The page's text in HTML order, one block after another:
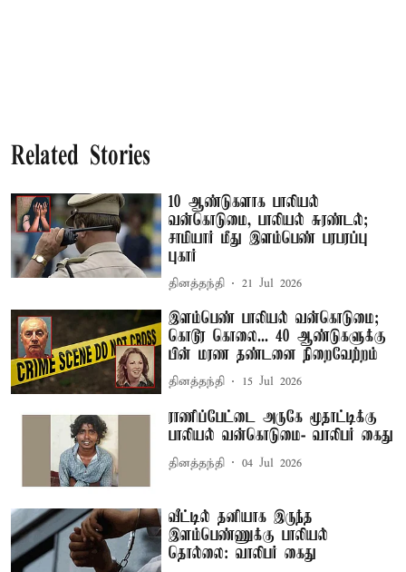
Related Stories
10 ஆண்டுகளாக பாலியல்
வன்கொடுமை, பாலியல் சுரண்டல்;
சாமியார் மீது இளம்பெண் பரபரப்பு
புகார்
தினத்தந்தி 21 Jul 2026
இளம்பெண் பாலியல் வன்கொடுமை;
கொடூர கொலை... 40 ஆண்டுகளுக்கு
பின் மரண தண்டனை நிறைவேற்றம்
தினத்தந்தி 15 Jul 2026
ராணிப்பேட்டை அருகே மூதாட்டிக்கு
பாலியல் வன்கொடுமை- வாலிபர் கைது
தினத்தந்தி 04 Jul 2026
வீட்டில் தனியாக இருந்த
இளம்பெண்ணுக்கு பாலியல்
தொல்லை: வாலிபர் கைது